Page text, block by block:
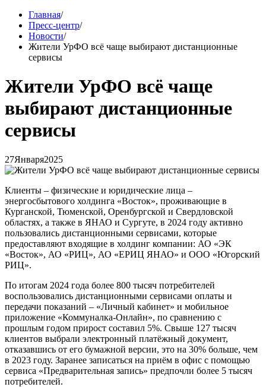
Главная/
Пресс-центр/
Новости/
Жители УрФО всё чаще выбирают дистанционные
сервисы
Жители УрФО всё чаще
выбирают дистанционные
сервисы
27Января2025
Клиенты – физические и юридические лица –
энергосбытового холдинга «Восток», проживающие в
Курганской, Тюменской, Оренбургской и Свердловской
областях, а также в ЯНАО и Сургуте, в 2024 году активно
пользовались дистанционными сервисами, которые
предоставляют входящие в холдинг компании: АО «ЭК
«Восток», АО «РИЦ», АО «ЕРИЦ ЯНАО» и ООО «Югорский
РИЦ».
По итогам 2024 года более 800 тысяч потребителей
воспользовались дистанционными сервисами оплаты и
передачи показаний – «Личный кабинет» и мобильное
приложение «Коммуналка-Онлайн», по сравнению с
прошлым годом прирост составил 5%. Свыше 127 тысяч
клиентов выбрали электронный платёжный документ,
отказавшись от его бумажной версии, это на 30% больше, чем
в 2023 году. Заранее записаться на приём в офис с помощью
сервиса «Предварительная запись» предпочли более 5 тысяч
потребителей.